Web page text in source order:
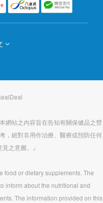
網站之內容旨在告知有關保健品之營
，絕對非用作治療、醫療或預防任何
之意圖。』
food or dietary supplements. The
inform about the nutritional and
The information provided on this